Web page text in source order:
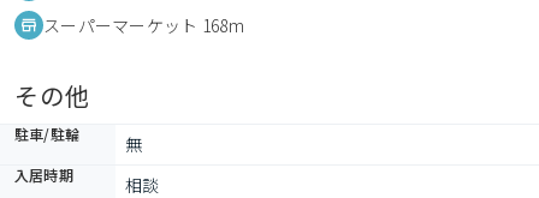
スーパーマーケット 168m
その他
駐車/駐輪 無
入居時期 相談